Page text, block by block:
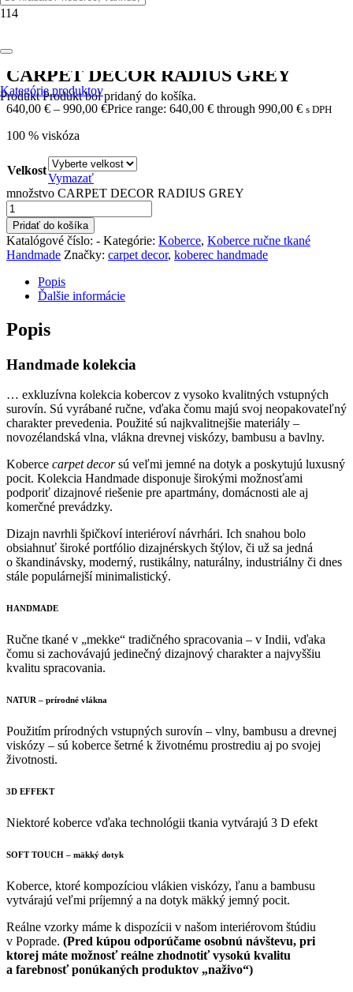
ProduktProduktbol pridaný do košíka.
Kategórie produktov
CARPET DECOR RADIUS GREY
640,00 € – 990,00 €Price range: 640,00 € through 990,00 € s DPH
100 % viskóza
Velkost
Vymazať
množstvo CARPET DECOR RADIUS GREY
Pridať do košíka
Katalógové číslo: - Kategórie: Koberce, Koberce ručne tkané
Handmade Značky: carpet decor, koberec handmade
Popis
Ďalšie informácie
Popis
Handmade kolekcia
… exkluzívna kolekcia kobercov z vysoko kvalitných vstupných
surovín. Sú vyrábané ručne, vďaka čomu majú svoj neopakovateľný
charakter prevedenia. Použité sú najkvalitnejšie materiály –
novozélandská vlna, vlákna drevnej viskózy, bambusu a bavlny.
Koberce carpet decorsú veľmi jemné na dotyk a poskytujú luxusný
pocit. Kolekcia Handmade disponuje širokými možnosťami
podporiť dizajnové riešenie pre apartmány, domácnosti ale aj
komerčné prevádzky.
Dizajn navrhli špičkoví interiéroví návrhári. Ich snahou bolo
obsiahnuť široké portfólio dizajnérskych štýlov, či už sa jedná
o škandinávsky, moderný, rustikálny, naturálny, industriálny či dnes
stále populárnejší minimalistický.
HANDMADE
Ručne tkané v „mekke“ tradičného spracovania – v Indii, vďaka
čomu si zachovávajú jedinečný dizajnový charakter a najvyššiu
kvalitu spracovania.
NATUR – prírodné vlákna
Použitím prírodných vstupných surovín – vlny, bambusu a drevnej
viskózy – sú koberce šetrné k životnému prostrediu aj po svojej
životnosti.
3D EFFEKT
Niektoré koberce vďaka technológii tkania vytvárajú 3 D efekt
SOFT TOUCH – mäkký dotyk
Koberce, ktoré kompozíciou vlákien viskózy, ľanu a bambusu
vytvárajú veľmi príjemný a na dotyk mäkký jemný pocit.
Reálne vzorky máme k dispozícii v našom interiérovom štúdiu
v Poprade. (Pred kúpou odporúčame osobnú návštevu, pri
ktorej máte možnosť reálne zhodnotiť vysokú kvalitu
a farebnosť ponúkaných produktov „naživo“)